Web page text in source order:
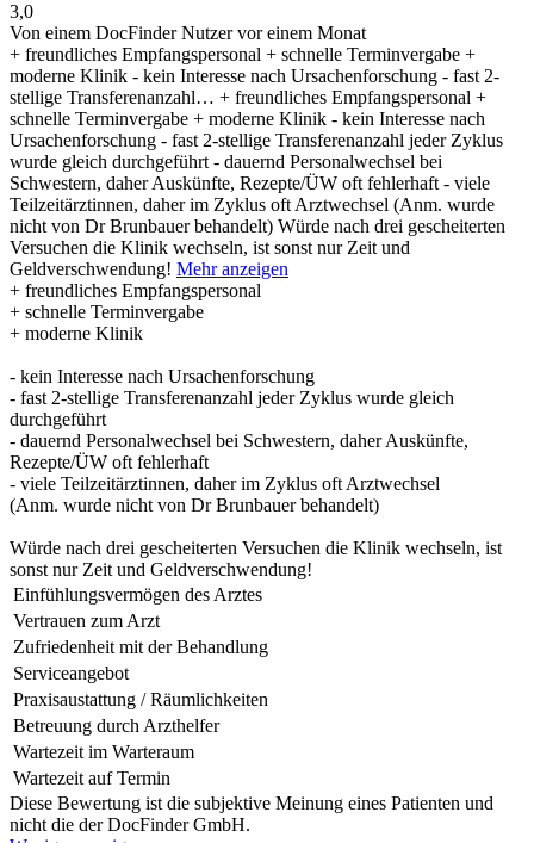
3,0
Von einem DocFinder Nutzervor einem Monat
+ freundliches Empfangspersonal + schnelle Terminvergabe +
moderne Klinik - kein Interesse nach Ursachenforschung - fast 2-
stellige Transferenanzahl… + freundliches Empfangspersonal +
schnelle Terminvergabe + moderne Klinik - kein Interesse nach
Ursachenforschung - fast 2-stellige Transferenanzahl jeder Zyklus
wurde gleich durchgeführt - dauernd Personalwechsel bei
Schwestern, daher Auskünfte, Rezepte/ÜW oft fehlerhaft - viele
Teilzeitärztinnen, daher im Zyklus oft Arztwechsel (Anm. wurde
nicht von Dr Brunbauer behandelt) Würde nach drei gescheiterten
Versuchen die Klinik wechseln, ist sonst nur Zeit und
Geldverschwendung! Mehr anzeigen
+ freundliches Empfangspersonal
+ schnelle Terminvergabe
+ moderne Klinik
- kein Interesse nach Ursachenforschung
- fast 2-stellige Transferenanzahl jeder Zyklus wurde gleich
durchgeführt
- dauernd Personalwechsel bei Schwestern, daher Auskünfte,
Rezepte/ÜW oft fehlerhaft
- viele Teilzeitärztinnen, daher im Zyklus oft Arztwechsel
(Anm. wurde nicht von Dr Brunbauer behandelt)
Würde nach drei gescheiterten Versuchen die Klinik wechseln, ist
sonst nur Zeit und Geldverschwendung!
Einfühlungsvermögen des Arztes
Vertrauen zum Arzt
Zufriedenheit mit der Behandlung
Serviceangebot
Praxisaustattung / Räumlichkeiten
Betreuung durch Arzthelfer
Wartezeit im Warteraum
Wartezeit auf Termin
Diese Bewertung ist die subjektive Meinung eines Patienten und
nicht die der DocFinder GmbH.